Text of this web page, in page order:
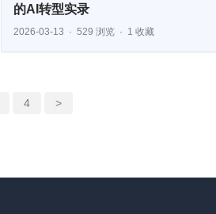
的AI转型实录
2026-03-13 529 浏览 1 收藏
4 >